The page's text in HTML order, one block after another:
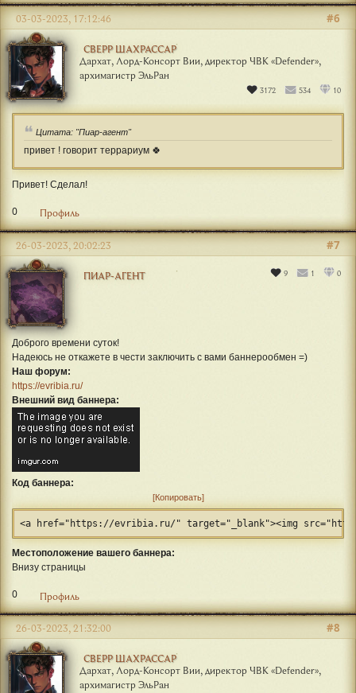
СВЕРР ШАХРАССАР
Дархат, Лорд-Консорт Вии, директор ЧВК «Defender»,
архимагистр ЭльРан
3172 534 10
#6
03-03-2023, 17:12:46
Цитата: "Пиар-агент"
привет ! говорит террариум 🍀
Привет! Сделал!
0 Профиль
ПИАР-АГЕНТ 9 1 0
#7
26-03-2023, 20:02:23
Доброго времени суток!
Надеюсь не откажете в чести заключить с вами баннерообмен =)
Наш форум:
https://evribia.ru/
Внешний вид баннера:
Код баннера:
Копировать
<a href="https://evribia.ru/" target="_blank"><img src="https://
Местоположение вашего баннера:
Внизу страницы
0 Профиль
СВЕРР ШАХРАССАР
Дархат, Лорд-Консорт Вии, директор ЧВК «Defender»,
архимагистр ЭльРан
#8
26-03-2023, 21:32:00